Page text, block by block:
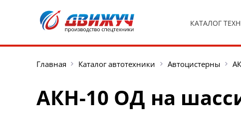
КАТАЛОГ
Главная Каталог автотехники Автоцистерны
АКН-10 ОД на